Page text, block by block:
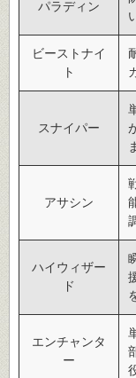
パラディン
ビーストナイ
ト
スナイパー
アサシン
ハイウィザー
ド
エンチャンタ
ー